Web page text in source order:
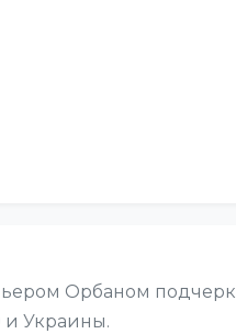
Орбаном
и Украины.